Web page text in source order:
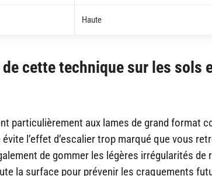
Haute
cette technique sur les sols
particulièrement aux lames de grand format
l’effet d’escalier trop marqué que vous
de gommer les légères irrégularités de
la surface pour prévenir les craquements